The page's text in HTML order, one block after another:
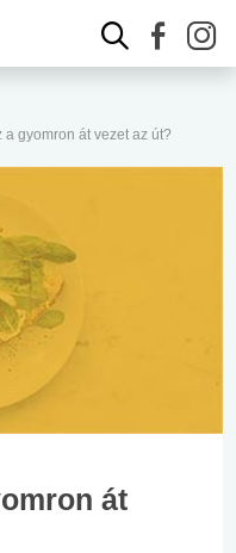
a gyomron át vezet az út?
át